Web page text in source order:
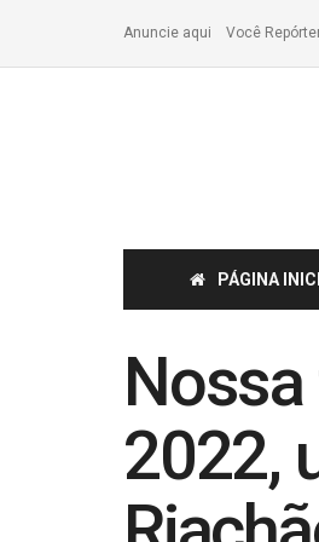
Anuncie aqui Você
PÁGINA
Nossa
2022,